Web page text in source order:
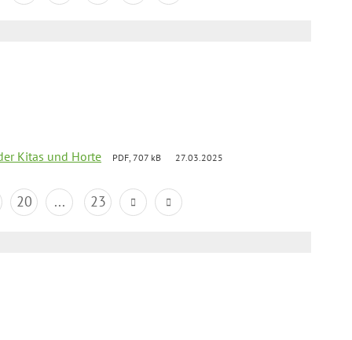
Kitas und Horte PDF, 707 kB 27.03.2025
20 ... 23